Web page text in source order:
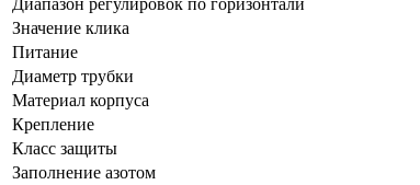
Значение клика
Питание
Диаметр трубки
Материал корпуса
Крепление
Класс защиты
Заполнение азотом